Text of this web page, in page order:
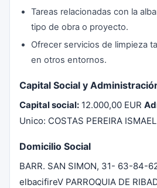
Tareas relacionadas con la
tipo de obra o proyecto.
Ofrecer servicios de limpieza
en otros entornos.
Capital Social y
Capital social: 12.000,00 EUR
Unico: COSTAS PEREIRA ISMAEL
Domicilio Social
BARR. SAN SIMON, 31- 63-84-
elbacifireV PARROQUIA DE